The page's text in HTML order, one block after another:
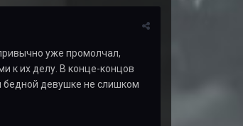
уже промолчал,
к их делу. В конце-концов
бедной девушке не слишком